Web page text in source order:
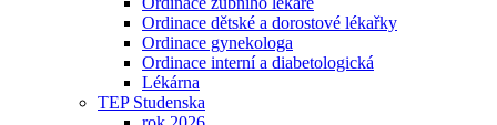
Ordinace dětské a dorostové lékařky
Ordinace gynekologa
Ordinace interní a diabetologická
Lékárna
TEP Studenska